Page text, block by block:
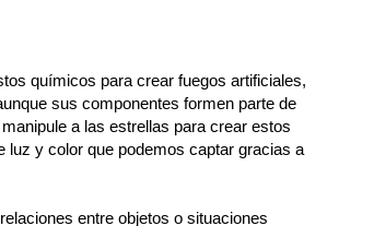
químicos para crear fuegos artificiales,
sus componentes formen parte de
a las estrellas para crear estos
luz y color que podemos captar gracias a
entre objetos o situaciones